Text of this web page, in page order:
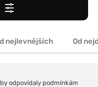
nejlevnějších Od
odpovídaly podmínkám